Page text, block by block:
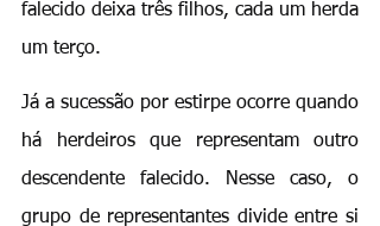
falecido deixa três filhos, cada um herda
um terço.
Já a sucessão por estirpe ocorre quando
há herdeiros que representam outro
descendente falecido. Nesse caso, o
grupo de representantes divide entre si